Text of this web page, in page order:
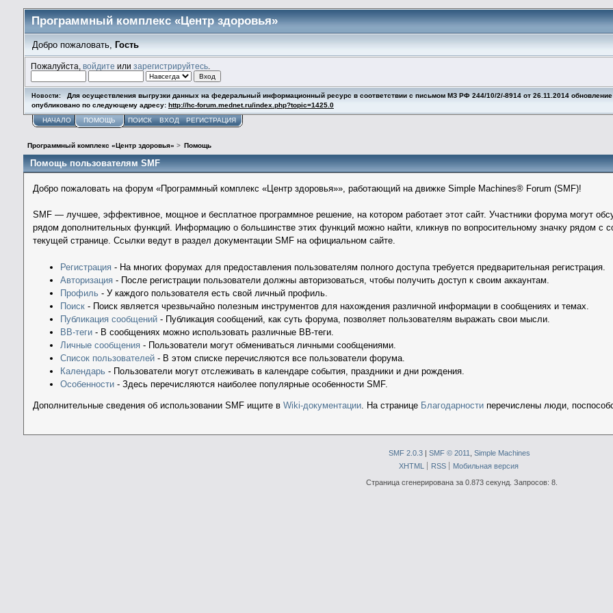
Программный комплекс «Центр здоровья»
Добро пожаловать, Гость
Пожалуйста, войдите или зарегистрируйтесь.
Новости:
Для осуществления выгрузки данных на федеральный информационный ресурс в соответствии с письмом МЗ РФ 244/10/2/-8914 от 26.11.2014
опубликовано по следующему адресу: http://hc-forum.mednet.ru/index.php?topic=1425.0
НАЧАЛО ПОМОЩЬ ПОИСК ВХОД РЕГИСТРАЦИЯ
Программный комплекс «Центр здоровья» > Помощь
Помощь пользователям SMF
Добро пожаловать на форум «Программный комплекс «Центр здоровья»», работающий на движке Simple Machines® Forum (SMF)!
SMF — лучшее, эффективное, мощное и бесплатное программное решение, на котором работает этот сайт. Участники форума могут
рядом дополнительных функций. Информацию о большинстве этих функций можно найти, кликнув по вопросительному значку рядом с
текущей странице. Ссылки ведут в раздел документации SMF на официальном сайте.
Регистрация- На многих форумах для предоставления пользователям полного доступа требуется предварительная регистрация.
Авторизация- После регистрации пользователи должны авторизоваться, чтобы получить доступ к своим аккаунтам.
Профиль- У каждого пользователя есть свой личный профиль.
Поиск- Поиск является чрезвычайно полезным инструментов для нахождения различной информации в сообщениях и темах.
Публикация сообщений- Публикация сообщений, как суть форума, позволяет пользователям выражать свои мысли.
BB-теги- В сообщениях можно использовать различные BB-теги.
Личные сообщения- Пользователи могут обмениваться личными сообщениями.
Список пользователей- В этом списке перечисляются все пользователи форума.
Календарь- Пользователи могут отслеживать в календаре события, праздники и дни рождения.
Особенности- Здесь перечисляются наиболее популярные особенности SMF.
Дополнительные сведения об использовании SMF ищите в Wiki-документации. На странице Благодарностиперечислены люди,
SMF 2.0.3 |SMF © 2011 ,Simple Machines
XHTML
RSS
Мобильная версия
Страница сгенерирована за 0.873 секунд. Запросов: 8.